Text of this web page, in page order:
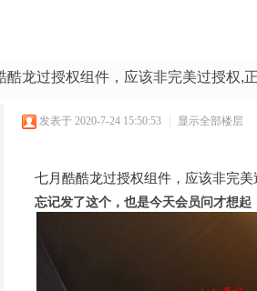
酷龙过授权组件，应该非完美过授权,
发表于 2020-7-24 15:50:53 | 显示全部楼层
七月酷酷龙过授权组件，应该非完
忘记发了这个，也是今天会员问才想